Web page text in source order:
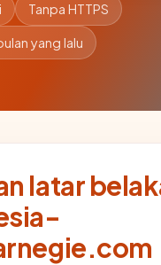
Tanpa HTTPS
yang lalu
latar